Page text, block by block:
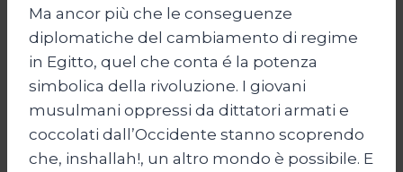
Ma ancor più che le conseguenze
diplomatiche del cambiamento di regime
in Egitto, quel che conta é la potenza
simbolica della rivoluzione. I giovani
musulmani oppressi da dittatori armati e
coccolati dall’Occidente stanno scoprendo
che, inshallah!, un altro mondo è possibile. E